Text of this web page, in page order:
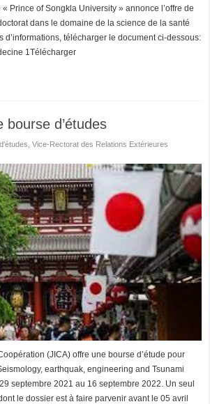
Prince of Songkla University » annonce l’offre de
dans le domaine de la science de la santé
d’informations, télécharger le document ci-dessous:
1Télécharger
d’études
,Vice-Rectorat des Relations Extérieures
(JICA) offre une bourse d’étude pour
earthquak, engineering and Tsunami
septembre 2021 au 16 septembre 2022. Un seul
le dossier est à faire parvenir avant le 05 avril